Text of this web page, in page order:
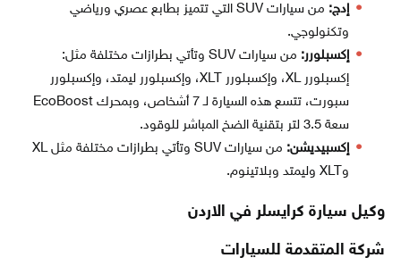
إدج:
من سيارات SUV التي تتميز بطابع عصري ورياضي
وتكنولوجي.
إكسبلورر:
من سيارات SUV وتأتي بطرازات مختلفة مثل:
إكسبلورر XL، وإكسبلورر XLT، وإكسبلورر ليمتد، وإكسبلورر
سبورت، تتسع هذه السيارة لـ 7 أشخاص، وبمحرك EcoBoost
سعة 3.5 لتر بتقنية الضخ المباشر للوقود.
إكسبيديشن:
من سيارات SUV وتأتي بطرازات مختلفة مثل XL
وXLT وليمتد وبلاتينوم.
وكيل سيارة كرايسلر في الاردن
شركة المتقدمة للسيارات